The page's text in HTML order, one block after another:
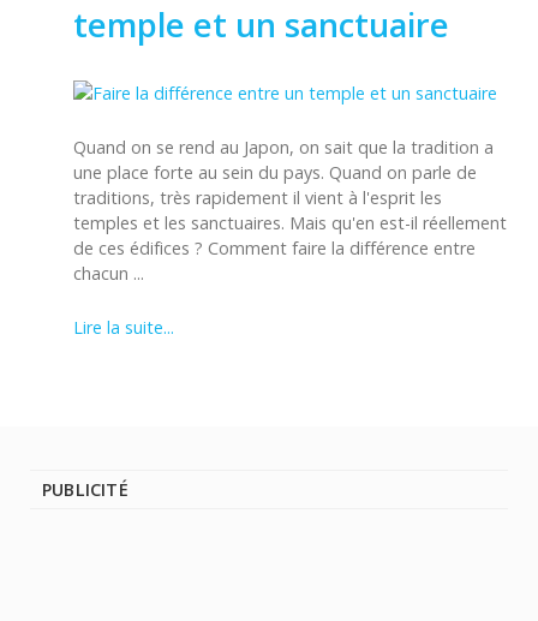
temple et un sanctuaire
Quand on se rend au Japon, on sait que la tradition a
une place forte au sein du pays. Quand on parle de
traditions, très rapidement il vient à l'esprit les
temples et les sanctuaires. Mais qu'en est-il réellement
de ces édifices ? Comment faire la différence entre
chacun ...
Lire la suite...
PUBLICITÉ